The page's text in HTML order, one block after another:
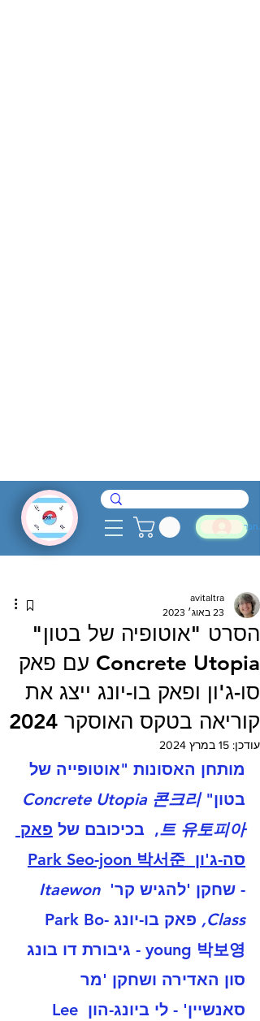
הסרט "אוטופיה של בטון"
Concrete Utopia עם פאק
סו-ג'ון ופאק בו-יונג ייצג את
קוריאה בטקס האוסקר 2024
avitaltra
23 באוג׳ 2023
עודכן: 15 במרץ 2024
מותחן האסונות "אוטופייה של
בטון" Concrete Utopia 콘크리
트 유토피아,  בכיכובם של פאק
סה-ג'ון  Park Seo-joon 박서준
- שחקן 'להגיש קר' Itaewon
Class,
פאק בו-יונג Park Bo-
young 박보영 - גיבורת דו בונג
סון האדירה ושחקן 'מר
סאנשיין' - לי ביונג-הון Lee